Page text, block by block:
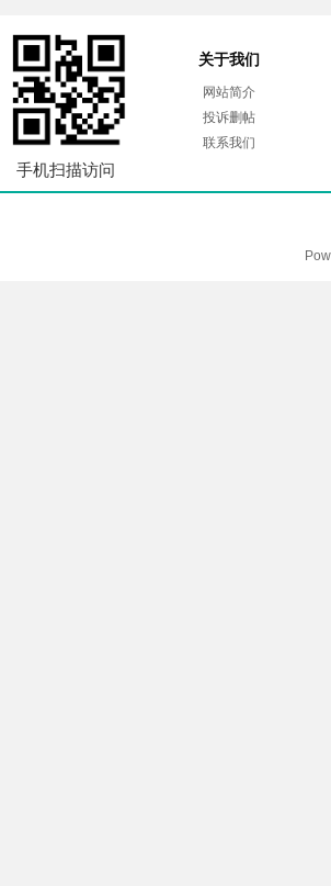
手机扫描访问
关于我们
网站简介
投诉删帖
联系我们